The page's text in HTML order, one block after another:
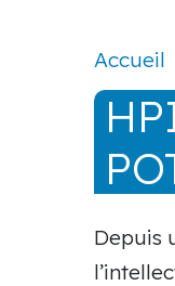
Accueil
Depuis